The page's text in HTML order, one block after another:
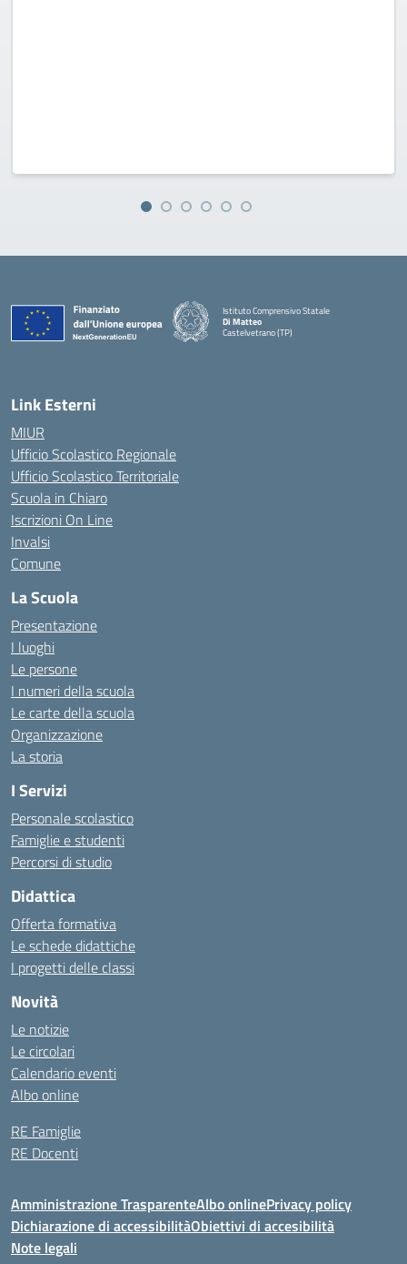
Istituto Comprensivo Statale
Di Matteo
Castelvetrano (TP)
Link Esterni
MIUR
Ufficio Scolastico Regionale
Ufficio Scolastico Territoriale
Scuola in Chiaro
Iscrizioni On Line
Invalsi
Comune
La Scuola
Presentazione
I luoghi
Le persone
I numeri della scuola
Le carte della scuola
Organizzazione
La storia
I Servizi
Personale scolastico
Famiglie e studenti
Percorsi di studio
Didattica
Offerta formativa
Le schede didattiche
I progetti delle classi
Novità
Le notizie
Le circolari
Calendario eventi
Albo online
RE Famiglie
RE Docenti
Amministrazione TrasparenteAlbo onlinePrivacy policy
Dichiarazione di accessibilitàObiettivi di accesibilità
Note legali